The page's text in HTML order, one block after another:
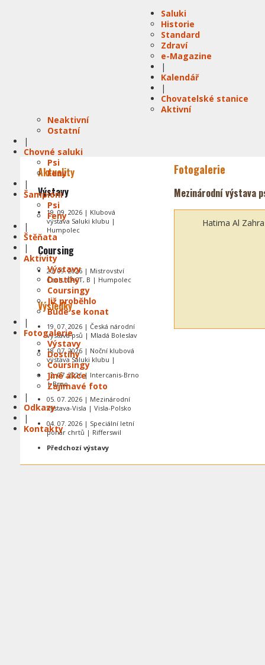
Saluki
Historie
Standard
Zdraví
e-Magazine
|
Kalendář
|
Chovatelské stanice
Aktivní
Neaktivní
Ostatní
|
Chovné saluki
Psi
Feny
|
Šampióni
Psi
Feny
|
Štěňata
|
Aktivity
Výstavy
Dostihy
Coursingy
Již proběhlo
Bude se konat
|
Fotogalerie
Výstavy
Dostihy
Coursingy
Jiné akce
Zajímavé foto
|
Odkazy
|
Kontakty
Fotogalerie
Mezinárodní výstava
Hatima Al Zahra
Aktuality
Výstavy
19. 09. 2026 | Klubová
výstava Saluki klubu |
Humpolec
Coursing
20. 09. 2026 | Mistrovství
Čech, CACT, B | Humpolec
Výsledky
19. 07. 2026 | Česká národní
výstava psů | Mladá Boleslav
18. 07. 2026 | Noční klubová
výstava Saluki klubu |
12. 07. 2026 | Intercanis-Brno
| Brno
05. 07. 2026 | Mezinárodní
výstava-Visla | Visla-Polsko
04. 07. 2026 | Speciální letní
pohár chrtů | Rifferswil
Předchozí výstavy